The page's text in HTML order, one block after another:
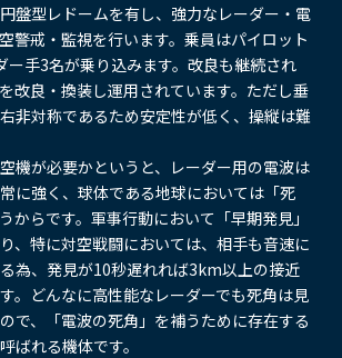
盤型レドームを有し、強力なレーダー・電
警戒・監視を行います。乗員はパイロット
ー手3名が乗り込みます。改良も継続され
改良・換装し運用されています。ただし垂
非対称であるため安定性が低く、操縦は難
機が必要かというと、レーダー用の電波は
に強く、球体である地球においては「死
からです。軍事行動において「早期発見」
、特に対空戦闘においては、相手も音速に
為、発見が10秒遅れれば3km以上の接近
。どんなに高性能なレーダーでも死角は見
で、「電波の死角」を補うために存在する
ばれる機体です。